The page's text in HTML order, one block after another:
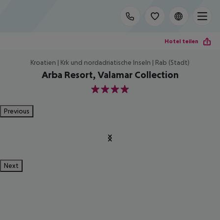
Hotel teilen
Kroatien | Krk und nordadriatische Inseln | Rab (Stadt)
Arba Resort, Valamar Collection
4
Previous
Next